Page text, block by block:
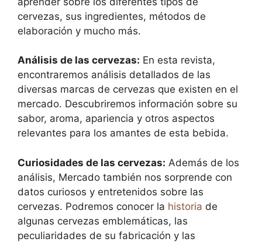
cervezas, sus ingredientes, métodos de
elaboración y mucho más.
Análisis de las cervezas: En esta revista,
encontraremos análisis detallados de las
diversas marcas de cervezas que existen en el
mercado. Descubriremos información sobre su
sabor, aroma, apariencia y otros aspectos
relevantes para los amantes de esta bebida.
Curiosidades de las cervezas: Además de los
análisis, Mercado también nos sorprende con
datos curiosos y entretenidos sobre las
cervezas. Podremos conocer la historia de
algunas cervezas emblemáticas, las
peculiaridades de su fabricación y las